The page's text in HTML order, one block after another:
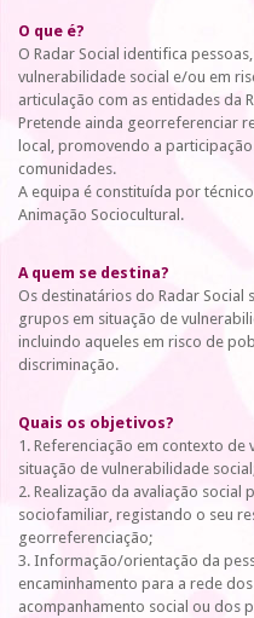
O que é?
O Radar Social identifica
vulnerabilidade social e/ou em
articulação com as entidades da
Pretende ainda georreferenciar
local, promovendo a
comunidades.
A equipa é constituída por
Animação Sociocultural.
A quem se destina?
Os destinatários do Radar Social
grupos em situação de
incluindo aqueles em risco de
discriminação.
Quais os objetivos?
1. Referenciação em contexto
situação de vulnerabilidade
2. Realização da avaliação
sociofamiliar, registando o seu
georreferenciação;
3. Informação/orientação da
encaminhamento para a rede
acompanhamento social ou dos